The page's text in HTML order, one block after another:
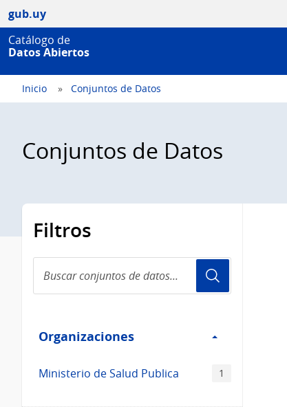
gub.uy
Catálogo de
Datos Abiertos
Inicio Conjuntos de Datos
Conjuntos de Datos
Filtros
conjuntos
de
Organizaciones
Organizaciones
Ministerio de Salud Publica 1